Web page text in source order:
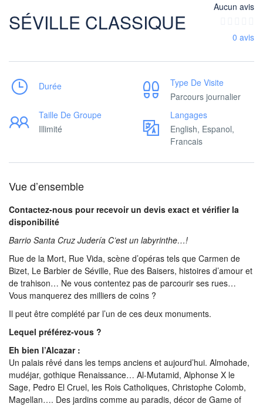
SÉVILLE CLASSIQUE
Aucun avis
0 avis
Durée
Type De Visite
Parcours journalier
Taille De Groupe
Illimité
Langages
English, Espanol,
Francais
Vue d’ensemble
Contactez-nous pour recevoir un devis exact et vérifier la
disponibilité
Barrio Santa Cruz Judería C’est un labyrinthe…!
Rue de la Mort, Rue Vida, scène d’opéras tels que Carmen de
Bizet, Le Barbier de Séville, Rue des Baisers, histoires d’amour et
de trahison… Ne vous contentez pas de parcourir ses rues…
Vous manquerez des milliers de coins ?
Il peut être complété par l’un de ces deux monuments.
Lequel préférez-vous ?
Eh bien l’Alcazar :
Un palais rêvé dans les temps anciens et aujourd’hui. Almohade,
mudéjar, gothique Renaissance… Al-Mutamid, Alphonse X le
Sage, Pedro El Cruel, les Rois Catholiques, Christophe Colomb,
Magellan…. Des jardins comme au paradis, décor de Game of